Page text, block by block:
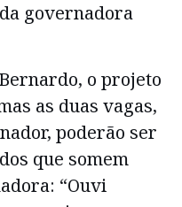
governadora
o projeto
as duas vagas,
poderão ser
que somem
“Ouvi